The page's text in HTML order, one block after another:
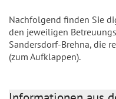
Nachfolgend finden Sie
den jeweiligen
Sandersdorf-Brehna, die
(zum Aufklappen).